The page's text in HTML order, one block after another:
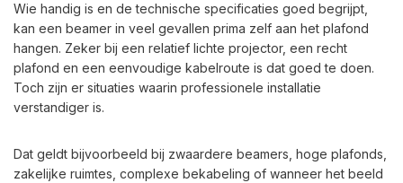
Wie handig is en de technische specificaties goed begrijpt,
kan een beamer in veel gevallen prima zelf aan het plafond
hangen. Zeker bij een relatief lichte projector, een recht
plafond en een eenvoudige kabelroute is dat goed te doen.
Toch zijn er situaties waarin professionele installatie
verstandiger is.
Dat geldt bijvoorbeeld bij zwaardere beamers, hoge plafonds,
zakelijke ruimtes, complexe bekabeling of wanneer het beeld